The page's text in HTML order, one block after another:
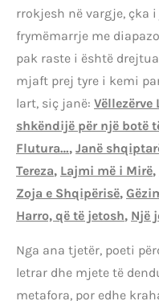
rrokjesh në vargje, çka
frymëmarrje me
pak raste i është
mjaft prej tyre i kemi
lart, siç janë: Vëllezërve
shkëndijë për një botë
Flutura…, Janë
Tereza, Lajmi më i Mirë,
Zoja e Shqipërisë,
Harro, që të jetosh, Një
Nga ana tjetër, poeti
letrar dhe mjete të
metafora, por edhe